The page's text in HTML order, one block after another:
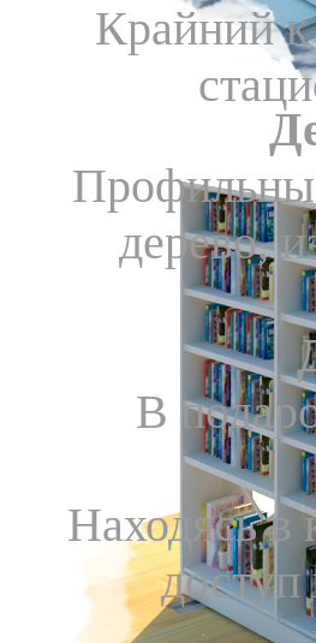
Крайний к
дерево,
В
Находясь в